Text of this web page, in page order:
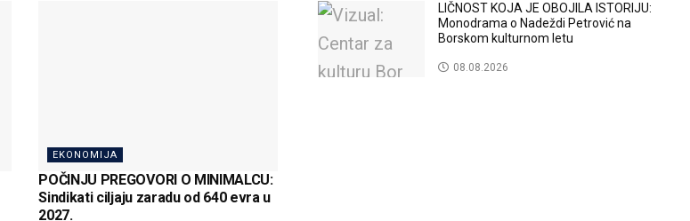
EKONOMIJA
POČINJU PREGOVORI O MINIMALCU:
Sindikati ciljaju zaradu od 640 evra u
2027.
LIČNOST KOJA JE OBOJILA ISTORIJU:
Monodrama o Nadeždi Petrović na
Borskom kulturnom letu
08.08.2026